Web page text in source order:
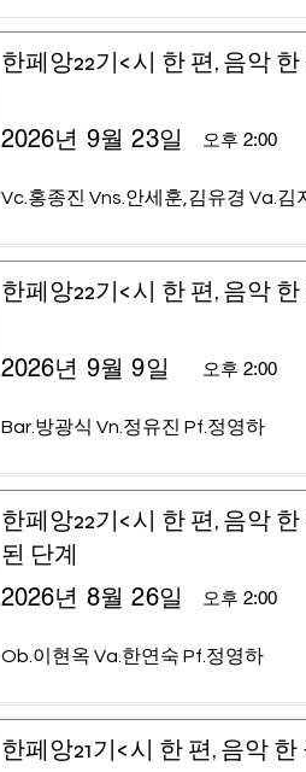
한페앙22기<시 한 편, 음악
오후 2:00
2026년 9월 23일
Vc.홍종진 Vns.안세훈,김유경 Va.김
한페앙22기<시 한 편, 음악
오후 2:00
2026년 9월 9일
Bar.방광식 Vn.정유진 Pf.정영하
한페앙22기<시 한 편, 음악
된 단계
오후 2:00
2026년 8월 26일
Ob.이현옥 Va.한연숙 Pf.정영하
한페앙21기<시 한 편, 음악